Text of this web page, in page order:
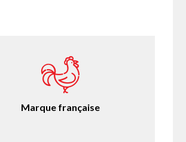
Marque française